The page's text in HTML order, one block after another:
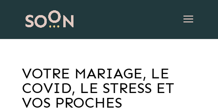
VOTRE MARIAGE, LE
COVID, LE STRESS ET
VOS PROCHES